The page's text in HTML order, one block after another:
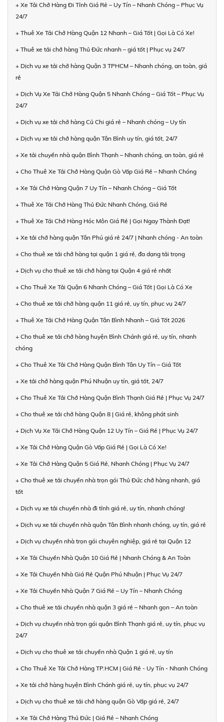
+ Xe Tải Chở Hàng Đi Tỉnh Giá Rẻ – Uy Tín – Nhanh Chóng – Phục Vụ
24/7
+ Thuê Xe Tải Chở Hàng Quận 12 Nhanh – Giá Tốt | Gọi Là Có Xe!
+ Thuê xe tải chở hàng Thủ Đức nhanh – giá tốt | Phục vụ 24/7
+ Dịch vụ xe tải chở hàng Quận 3 TPHCM – Nhanh chóng, an toàn, giá
rẻ
+ Dịch Vụ Xe Tải Chở Hàng Quận 5 Nhanh Chóng – Giá Tốt – Phục Vụ
24/7
+ Dịch vụ xe tải chở hàng Củ Chi giá rẻ – Nhanh chóng – Uy tín
+ Dịch vụ xe tải chở hàng quận Tân Bình uy tín, giá tốt, 24/7
+ Xe tải chuyển nhà quận Bình Thạnh – Nhanh chóng, an toàn, giá rẻ
+ Cho Thuê Xe Tải Chở Hàng Quận Gò Vấp Giá Rẻ – Nhanh Chóng
+ Xe Tải Chở Hàng Quận 7 Uy Tín – Nhanh Chóng – Giá Tốt
+ Thuê Xe Tải Chở Hàng Thủ Đức Nhanh Chóng, Giá Rẻ
+ Thuê Xe Tải Chở Hàng Hóc Môn Giá Rẻ | Gọi Ngay Thành Đạt!
+ Xe tải chở hàng quận Tân Phú giá rẻ 24/7 | Nhanh chóng - An toàn
+ Cho thuê xe tải chở hàng tại quận 1 giá rẻ, đa dạng tải trọng
+ Dịch vụ cho thuê xe tải chở hàng tại Quận 4 giá rẻ nhất
+ Cho Thuê Xe Tải Quận 6 Nhanh Chóng – Giá Tốt | Gọi Là Có Xe
+ Cho thuê xe tải chở hàng quận 11 giá rẻ, uy tín, phục vụ 24/7
+ Thuê Xe Tải Chở Hàng Quận Tân Bình Nhanh – Giá Tốt 2026
+ Cho thuê xe tải chở hàng huyện Bình Chánh giá rẻ, uy tín, nhanh
chóng
+ Cho Thuê Xe Tải Chở Hàng Quận Bình Tân Uy Tín – Giá Tốt
+ Xe tải chở hàng quận Phú Nhuận uy tín, giá tốt, 24/7
+ Cho Thuê Xe Tải Chở Hàng Quận Bình Thạnh Giá Rẻ | Phục Vụ 24/7
+ Cho thuê xe tải chở hàng Quận 8 | Giá rẻ, không phát sinh
+ Dịch Vụ Xe Tải Chở Hàng Quận 12 Uy Tín – Giá Rẻ | Phục Vụ 24/7
+ Xe Tải Chở Hàng Quận Gò Vấp Giá Rẻ | Gọi Là Có Xe!
+ Xe Tải Chở Hàng Quận 5 Giá Rẻ, Nhanh Chóng | Phục Vụ 24/7
+ Cho thuê xe tải chuyển nhà trọn gói Thủ Đức chở hàng nhanh, giá
tốt
+ Dịch vụ xe tải chuyển nhà đi tỉnh giá rẻ, uy tín, nhanh chóng!
+ Dịch vụ xe tải chuyển nhà quận Tân Bình nhanh chóng, uy tín, giá rẻ
+ Dịch vụ chuyển nhà trọn gói chuyên nghiệp, giá rẻ tại Quận 12
+ Xe Tải Chuyển Nhà Quận 10 Giá Rẻ | Nhanh Chóng & An Toàn
+ Xe Tải Chuyển Nhà Giá Rẻ Quận Phú Nhuận | Phục Vụ 24/7
+ Xe Tải Chuyển Nhà Quận 7 Giá Rẻ – Uy Tín – Nhanh Chóng
+ Cho thuê xe tải chuyển nhà quận 3 giá rẻ – Nhanh gọn – An toàn
+ Dịch vụ chuyển nhà trọn gói quận Bình Thạnh giá rẻ, uy tín, phục vụ
24/7
+ Dịch vụ cho thuê xe tải chuyển nhà Quận 1 giá rẻ, uy tín
+ Cho Thuê Xe Tải Chở Hàng TP.HCM | Giá Rẻ - Uy Tín - Nhanh Chóng
+ Xe tải chở hàng huyện Bình Chánh giá rẻ, uy tín, phục vụ 24/7
+ Dịch vụ cho thuê xe tải chở hàng quận Gò Vấp giá rẻ, 24/7
+ Xe Tải Chở Hàng Thủ Đức | Giá Rẻ – Nhanh Chóng